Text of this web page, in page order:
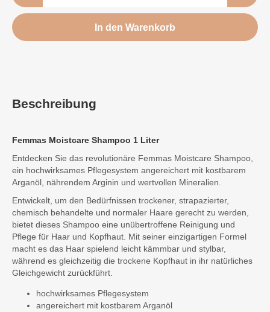
In den Warenkorb
Beschreibung
Femmas Moistcare Shampoo 1 Liter
Entdecken Sie das revolutionäre Femmas Moistcare Shampoo,
ein hochwirksames Pflegesystem angereichert mit kostbarem
Arganöl, nährendem Arginin und wertvollen Mineralien.
Entwickelt, um den Bedürfnissen trockener, strapazierter,
chemisch behandelte und normaler Haare gerecht zu werden,
bietet dieses Shampoo eine unübertroffene Reinigung und
Pflege für Haar und Kopfhaut. Mit seiner einzigartigen Formel
macht es das Haar spielend leicht kämmbar und stylbar,
während es gleichzeitig die trockene Kopfhaut in ihr natürliches
Gleichgewicht zurückführt.
hochwirksames Pflegesystem
angereichert mit kostbarem Arganöl